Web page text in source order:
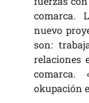
comarca.
nuevo
son:
relaciones
comarca.
okupación